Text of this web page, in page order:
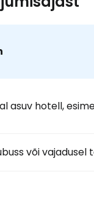
asuv hotell,
või vajadusel